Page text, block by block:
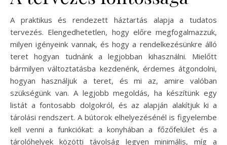
A praktikus és rendezett háztartás alapja a tudatos
tervezés. Elengedhetetlen, hogy előre megfogalmazzuk,
milyen igényeink vannak, és hogy a rendelkezésünkre álló
teret hogyan tudnánk a legjobban kihasználni. Mielőtt
bármilyen változtatásba kezdenénk, érdemes átgondolni,
hogyan használjuk a teret, és mi az, amire valóban
szükségünk van. A legjobb megoldás, ha készítünk egy
listát a fontosabb dolgokról, és az alapján alakítjuk ki a
tárolási rendszert. A bútorok elhelyezésénél is figyelembe
kell venni a funkciókat: a konyhában a főzőfelület és a
tárolóhelyek közötti távolság legyen minimális, míg a